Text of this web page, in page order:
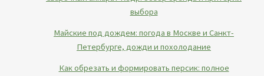
выбора
Майские под дождем: погода в Москве и Санкт-
Петербурге, дожди и похолодание
Как обрезать и формировать персик: полное